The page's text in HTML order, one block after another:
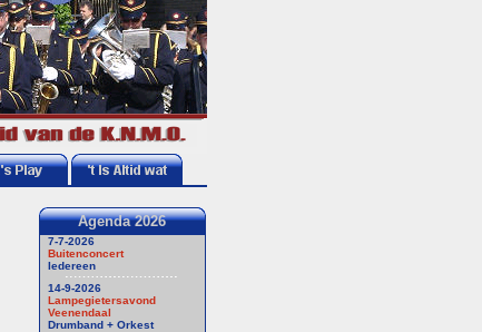
Agenda 2026
7-7-2026
Buitenconcert
Iedereen
14-9-2026
Lampegietersavond
Veenendaal
Drumband + Orkest